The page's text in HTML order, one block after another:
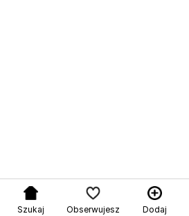
Szukaj Obserwujesz Dodaj